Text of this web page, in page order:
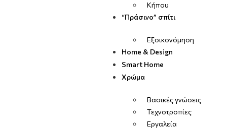
Κήπου
“Πράσινο” σπίτι
Εξοικονόμηση
Home & Design
Smart Home
Χρώμα
Βασικές γνώσεις
Τεχνοτροπίες
Εργαλεία